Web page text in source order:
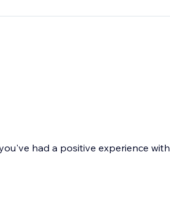
had a positive experience with